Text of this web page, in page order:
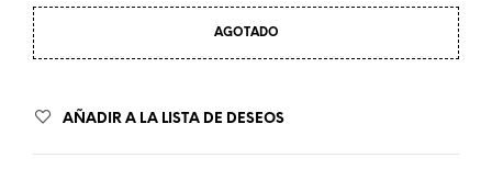
AGOTADO
AÑADIR A LA LISTA DE DESEOS